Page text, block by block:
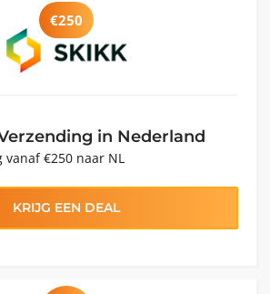
€250
in Nederland
vanaf €250 naar NL
KRIJG EEN DEAL